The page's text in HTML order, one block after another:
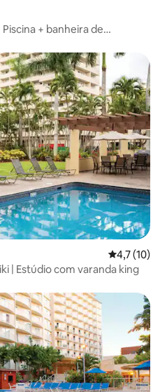
Piscina + banheira de
4,7 de uma
4,7 (10)
| Estúdio com varanda king